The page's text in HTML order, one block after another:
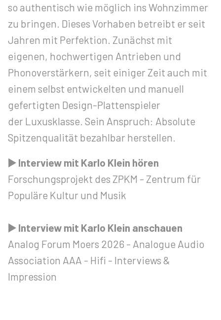
so authentisch wie möglich ins Wohnzimmer
zu bringen. Dieses Vorhaben betreibt er seit
Jahren mit Perfektion. Zunächst mit
eigenen, hochwertigen Antrieben und
Phonoverstärkern, seit einiger Zeit auch mit
einem selbst entwickelten und manuell
gefertigten Design-Plattenspieler
der Luxusklasse. Sein Anspruch: Absolute
Spitzenqualität bezahlbar herstellen.
▶️ Interview mit Karlo Klein hören
Forschungsprojekt des ZPKM - Zentrum für
Populäre Kultur und Musik
▶️ Interview mit Karlo Klein anschauen
Analog Forum Moers 2026 - Analogue Audio
Association AAA - Hifi - Interviews &
Impression